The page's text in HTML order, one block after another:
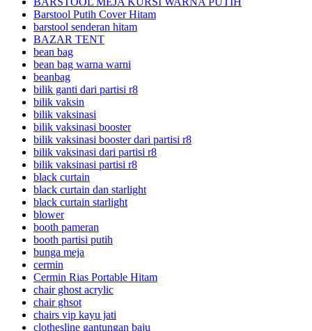
Barstool Putih Cover Hitam
barstool senderan hitam
BAZAR TENT
bean bag
bean bag warna warni
beanbag
bilik ganti dari partisi r8
bilik vaksin
bilik vaksinasi
bilik vaksinasi booster
bilik vaksinasi booster dari partisi r8
bilik vaksinasi dari partisi r8
bilik vaksinasi partisi r8
black curtain
black curtain dan starlight
black curtain starlight
blower
booth pameran
booth partisi putih
bunga meja
cermin
Cermin Rias Portable Hitam
chair ghost acrylic
chair ghsot
chairs vip kayu jati
clothesline gantungan baju